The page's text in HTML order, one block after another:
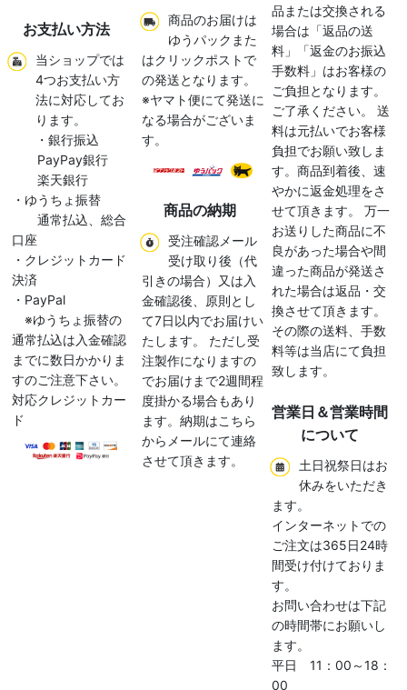
お支払い方法
当ショップでは
4つお支払い方
法に対応してお
ります。
・銀行振込
PayPay銀行
楽天銀行
・ゆうちょ振替
通常払込、総合
口座
・クレジットカード
決済
・PayPal
※ゆうちょ振替の
通常払込は入金確認
までに数日かかりま
すのご注意下さい。
対応クレジットカー
ド
商品のお届けは
ゆうパックまた
はクリックポストで
の発送となります。
※ヤマト便にて発送に
なる場合がございま
す。
商品の納期
受注確認メール
受け取り後（代
引きの場合）又は入
金確認後、原則とし
て7日以内でお届けい
たします。 ただし受
注製作になりますの
でお届けまで2週間程
度掛かる場合もあり
ます。納期はこちら
からメールにて連絡
させて頂きます。
品または交換される
場合は「返品の送
料」「返金のお振込
手数料」はお客様の
ご負担となります。
ご了承ください。 送
料は元払いでお客様
負担でお願い致しま
す。商品到着後、速
やかに返金処理をさ
せて頂きます。 万一
お送りした商品に不
良があった場合や間
違った商品が発送さ
れた場合は返品・交
換させて頂きます。
その際の送料、手数
料等は当店にて負担
致します。
営業日＆営業時間
について
土日祝祭日はお
休みをいただき
ます。
インターネットでの
ご注文は365日24時
間受け付けておりま
す。
お問い合わせは下記
の時間帯にお願いし
ます。
平日 11：00～18：
00